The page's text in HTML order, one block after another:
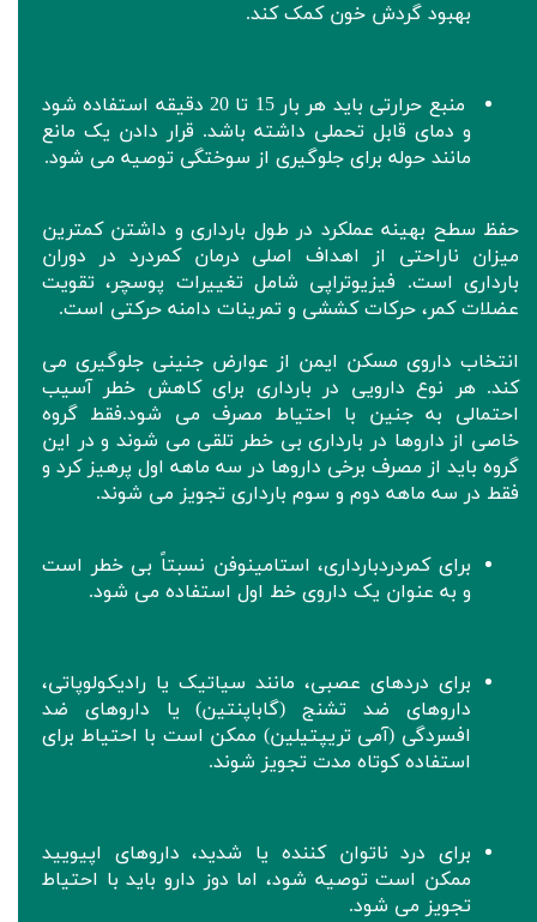
بهبود گردش خون کمک کند.
منبع حرارتی باید هر بار 15 تا 20 دقیقه استفاده شود
و دمای قابل تحملی داشته باشد. قرار دادن یک مانع
مانند حوله برای جلوگیری از سوختگی توصیه می شود.
حفظ سطح بهینه عملکرد در طول بارداری و داشتن کمترین
میزان ناراحتی از اهداف اصلی درمان کمردرد در دوران
بارداری است. فیزیوتراپی شامل تغییرات پوسچر، تقویت
عضلات کمر، حرکات کششی و تمرینات دامنه حرکتی است.
انتخاب داروی مسکن ایمن از عوارض جنینی جلوگیری می
کند. هر نوع دارویی در بارداری برای کاهش خطر آسیب
احتمالی به جنین با احتیاط مصرف می شود.فقط گروه
خاصی از داروها در بارداری بی خطر تلقی می شوند و در این
گروه باید از مصرف برخی داروها در سه ماهه اول پرهیز کرد و
فقط در سه ماهه دوم و سوم بارداری تجویز می شوند.
برای کمردردبارداری، استامینوفن نسبتاً بی خطر است
و به عنوان یک داروی خط اول استفاده می شود.
برای دردهای عصبی، مانند سیاتیک یا رادیکولوپاتی،
داروهای ضد تشنج (گاباپنتین) یا داروهای ضد
افسردگی (آمی تریپتیلین) ممکن است با احتیاط برای
استفاده کوتاه مدت تجویز شوند.
برای درد ناتوان کننده یا شدید، داروهای اپیویید
ممکن است توصیه شود، اما دوز دارو باید با احتیاط
تجویز می شود.